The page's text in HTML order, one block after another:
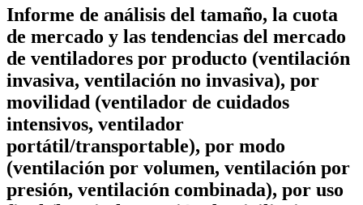
Informe de análisis del tamaño, la cuota
de mercado y las tendencias del mercado
de ventiladores por producto (ventilación
invasiva, ventilación no invasiva), por
movilidad (ventilador de cuidados
intensivos, ventilador
portátil/transportable), por modo
(ventilación por volumen, ventilación por
presión, ventilación combinada), por uso